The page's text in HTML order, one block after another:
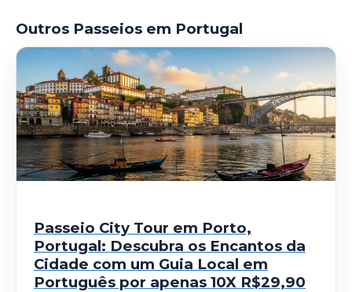
Outros Passeios em Portugal
Passeio City Tour em Porto,
Portugal: Descubra os Encantos da
Cidade com um Guia Local em
Português por apenas 10X R$29,90